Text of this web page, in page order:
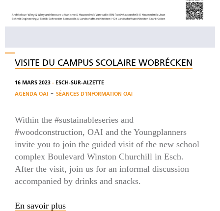
VISITE DU CAMPUS SCOLAIRE WOBRÉCKEN
16 MARS 2023 - ESCH-SUR-ALZETTE
AGENDA OAI - SÉANCES D'INFORMATION OAI
Within the #sustainableseries and
#woodconstruction, OAI and the Youngplanners
invite you to join the guided visit of the new school
complex Boulevard Winston Churchill in Esch.
After the visit, join us for an informal discussion
accompanied by drinks and snacks.
En savoir plus